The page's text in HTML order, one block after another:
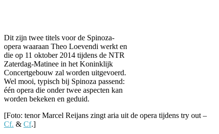
Dit zijn twee titels voor de Spinoza-
opera waaraan Theo Loevendi werkt en
die op 11 oktober 2014 tijdens de NTR
Zaterdag-Matinee in het Koninklijk
Concertgebouw zal worden uitgevoerd.
Wel mooi, typisch bij Spinoza passend:
één opera die onder twee aspecten kan
worden bekeken en geduid.
[Foto: tenor Marcel Reijans zingt aria uit de opera tijdens try out –
Cf. & Cf.]